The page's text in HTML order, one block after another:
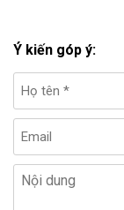
Ý kiến góp ý: